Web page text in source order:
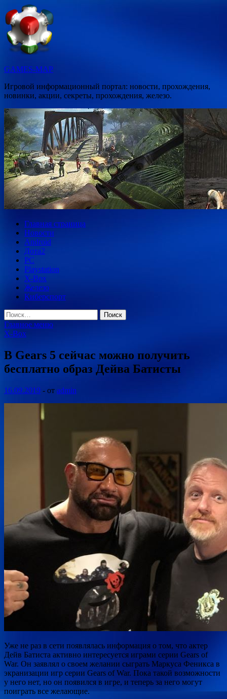
Перейти
к
содержимому
GAMES-MAP
Игровой информационный портал: новости, прохождения,
новинки, акции, секреты, прохождения, железо.
Главная страница
Новости
Android
Дота2
PC
Playstation
X-Box
Железо
Киберспорт
Найти:
Главное меню
X-Box
В Gears 5 сейчас можно получить
бесплатно образ Дейва Батисты
16.09.2019 - от admin
Уже не раз в сети появлялась информация о том, что актер
Дейв Батиста активно интересуется играми серии Gears of
War. Он заявлял о своем желании сыграть Маркуса Феникса в
экранизации игр серии Gears of War. Пока такой возможности
у него нет, но он появился в игре, и теперь за него могут
поиграть все желающие.